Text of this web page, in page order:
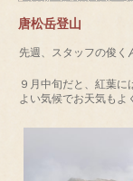
唐松岳登山
先週、スタッフの俊く
９月中旬だと、紅葉
よい気候でお天気もよ